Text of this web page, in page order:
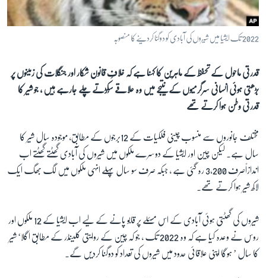
آرٹ
آزادیٔ صحافت
صحت
دلچسپ و عجیب
آڈیو
اسپیشل کوریج
اداریہ
Learning English
FOLLOW US
2022 تک ایشیا میں شیروں کی آبادی کو دوگنا کردینے کا منصوبہ
قدرتی ماحول کے تحفظ کے ماہرین کا کہنا ہے کہ خلافِ قانون شکار اور جنگلات کی زمینوں پر
بڑھتی ہوئى انسانی سرگرمیوں کے نتیجے میں وہ علاقے سُکڑتے چلے جارہے ہیں ، جو شیر کا
قدرتی وطن ہوا کرتے تھے
مختلف جانوروں سے منسوب چینی فلکیات کے 12برجوں کے مطابق، موجودہ سال شیر کا
سال ہے۔ لیکن چین اور ایشیا کے دوسرے ملکوں میں شیروں کی آبادی گھٹتے گھٹتے اب
اندازاًصرف 3,200 رہ گئى ہے ، جبکہ صرف سو سال پہلے انہی ملکوں میں لگ بھگ ایک
لاکھ شیر ہوا کرتے تھے۔
شیروں کی گھٹتی ہوئى آبادی کے اس مسئلے پر قابو پانے کے لیے اب ایشیا کے 12 ملکوں اور
روس نے وعدہ کیا ہے کہ وہ 2022 تک ، جو کہ چین کے روایتی کلینڈر کے مطابق اگلا‘ شیر
کا سال ’ ہوگا اپنی علاقائى حدود میں شیروں کی تعداد کو دوگنا کردیں گے۔